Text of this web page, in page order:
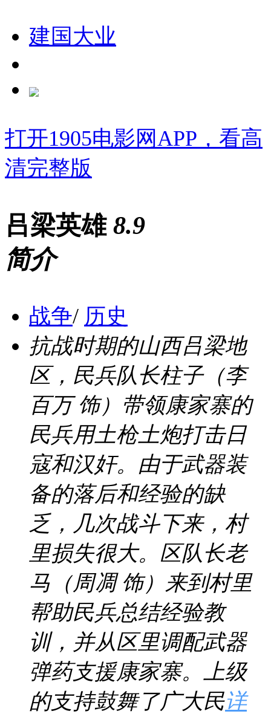
建国大业
打开1905电影网APP，看高
清完整版
吕梁英雄 8.9
简介
战争/ 历史
抗战时期的山西吕梁地
区，民兵队长柱子（李
百万 饰）带领康家寨的
民兵用土枪土炮打击日
寇和汉奸。由于武器装
备的落后和经验的缺
乏，几次战斗下来，村
里损失很大。区队长老
马（周凋 饰）来到村里
帮助民兵总结经验教
训，并从区里调配武器
弹药支援康家寨。上级
的支持鼓舞了广大民详